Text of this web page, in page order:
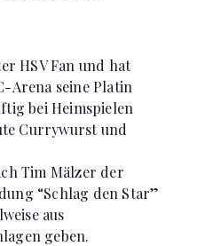
HSV Fan und hat
Arena seine Platin
bei Heimspielen
Currywurst und
Tim Mälzer der
“Schlag den Star”
aus
geben.